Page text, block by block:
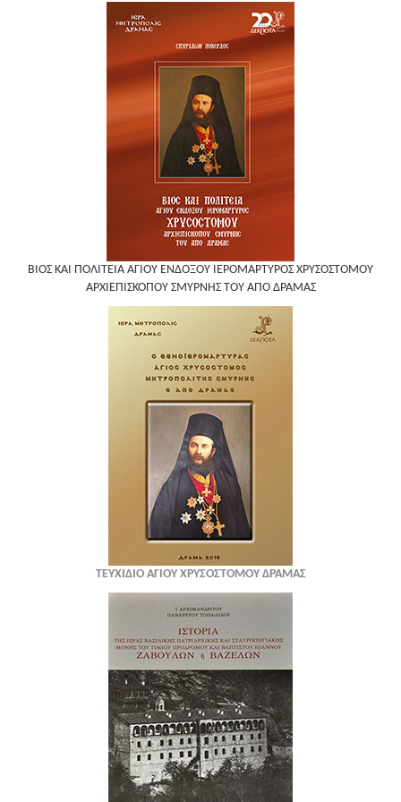
ΒΙΟΣ ΚΑΙ ΠΟΛΙΤΕΙΑ ΑΓΙΟΥ ΕΝΔΟΞΟΥ ΙΕΡΟΜΑΡΤΥΡΟΣ ΧΡΥΣΟΣΤΟΜΟΥ
ΑΡΧΙΕΠΙΣΚΟΠΟΥ ΣΜΥΡΝΗΣ ΤΟΥ ΑΠΟ ΔΡΑΜΑΣ
ΤΕΥΧΙΔΙΟ ΑΓΙΟΥ ΧΡΥΣΟΣΤΟΜΟΥ ΔΡΑΜΑΣ